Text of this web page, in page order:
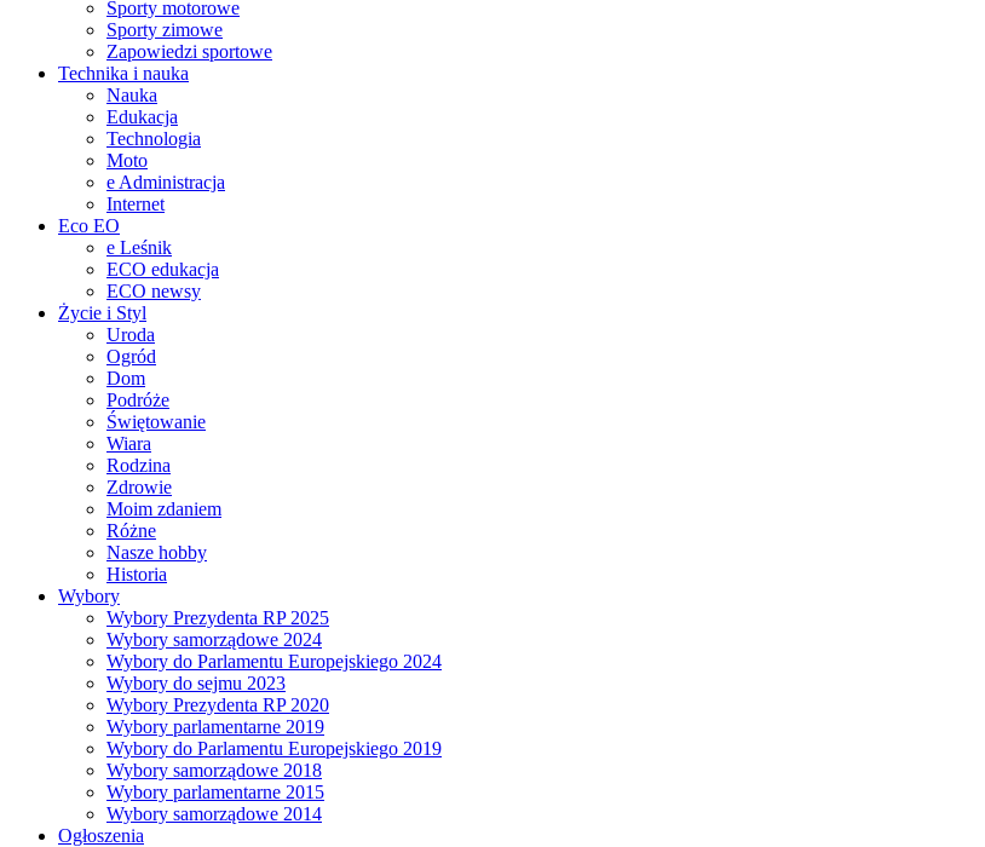
Sporty motorowe
Sporty zimowe
Zapowiedzi sportowe
Technika i nauka
Nauka
Edukacja
Technologia
Moto
e Administracja
Internet
Eco EO
e Leśnik
ECO edukacja
ECO newsy
Życie i Styl
Uroda
Ogród
Dom
Podróże
Świętowanie
Wiara
Rodzina
Zdrowie
Moim zdaniem
Różne
Nasze hobby
Historia
Wybory
Wybory Prezydenta RP 2025
Wybory samorządowe 2024
Wybory do Parlamentu Europejskiego 2024
Wybory do sejmu 2023
Wybory Prezydenta RP 2020
Wybory parlamentarne 2019
Wybory do Parlamentu Europejskiego 2019
Wybory samorządowe 2018
Wybory parlamentarne 2015
Wybory samorządowe 2014
Ogłoszenia